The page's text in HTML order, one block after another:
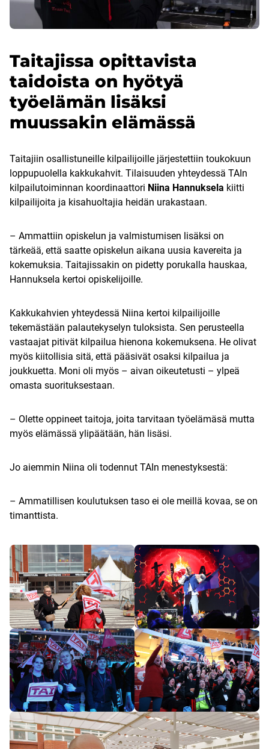
Taitajissa opittavista
taidoista on hyötyä
työelämän lisäksi
muussakin elämässä
Taitajiin osallistuneille kilpailijoille järjestettiin toukokuun
loppupuolella kakkukahvit. Tilaisuuden yhteydessä TAIn
kilpailutoiminnan koordinaattori Niina Hannuksela kiitti
kilpailijoita ja kisahuoltajia heidän urakastaan.
– Ammattiin opiskelun ja valmistumisen lisäksi on
tärkeää, että saatte opiskelun aikana uusia kavereita ja
kokemuksia. Taitajissakin on pidetty porukalla hauskaa,
Hannuksela kertoi opiskelijoille.
Kakkukahvien yhteydessä Niina kertoi kilpailijoille
tekemästään palautekyselyn tuloksista. Sen perusteella
vastaajat pitivät kilpailua hienona kokemuksena. He olivat
myös kiitollisia sitä, että pääsivät osaksi kilpailua ja
joukkuetta. Moni oli myös – aivan oikeutetusti – ylpeä
omasta suorituksestaan.
– Olette oppineet taitoja, joita tarvitaan työelämäsä mutta
myös elämässä ylipäätään, hän lisäsi.
Jo aiemmin Niina oli todennut TAIn menestyksestä:
– Ammatillisen koulutuksen taso ei ole meillä kovaa, se on
timanttista.